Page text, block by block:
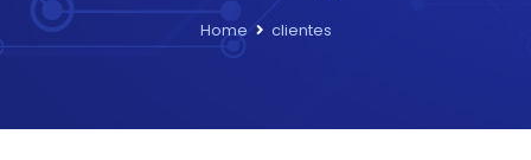
Home clientes